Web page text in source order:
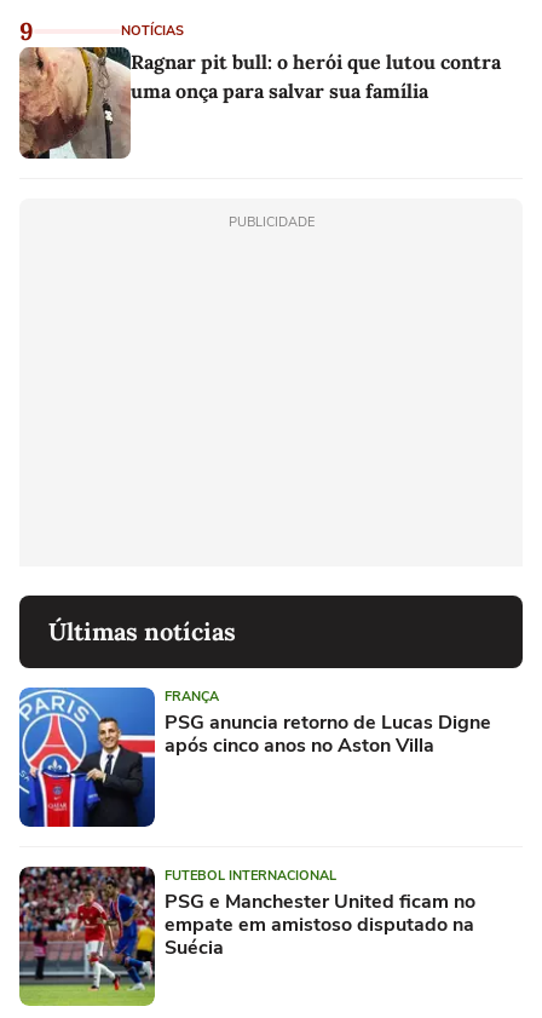
9 NOTÍCIAS
Ragnar pit bull: o herói que lutou contra
uma onça para salvar sua família
PUBLICIDADE
Últimas notícias
FRANÇA
PSG anuncia retorno de Lucas Digne
após cinco anos no Aston Villa
FUTEBOL INTERNACIONAL
PSG e Manchester United ficam no
empate em amistoso disputado na
Suécia